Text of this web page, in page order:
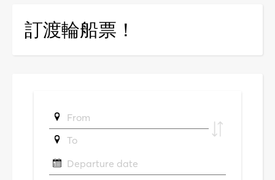
訂渡輪船票！